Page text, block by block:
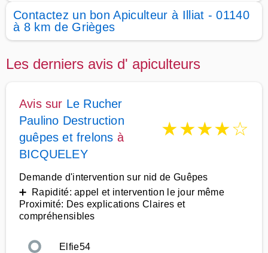
Contactez un bon Apiculteur à Illiat - 01140
à 8 km de Grièges
Les derniers avis d' apiculteurs
Avis sur Le Rucher
Paulino Destruction
guêpes et frelons à
BICQUELEY
★★★★☆
Demande d'intervention sur nid de Guêpes
➕ Rapidité: appel et intervention le jour même
Proximité: Des explications Claires et
compréhensibles
Elfie54